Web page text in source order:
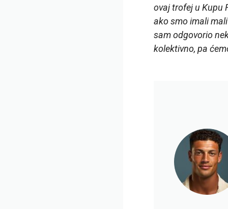
ovaj trofej u Kupu
ako smo imali
sam odgovorio
kolektivno, pa